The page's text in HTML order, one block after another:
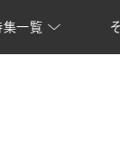
集一覧